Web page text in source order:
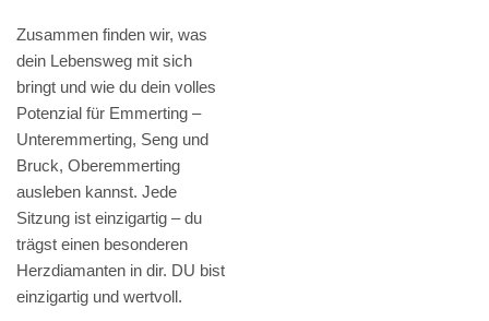
Zusammen finden wir, was
dein Lebensweg mit sich
bringt und wie du dein volles
Potenzial für Emmerting –
Unteremmerting, Seng und
Bruck, Oberemmerting
ausleben kannst. Jede
Sitzung ist einzigartig – du
trägst einen besonderen
Herzdiamanten in dir. DU bist
einzigartig und wertvoll.